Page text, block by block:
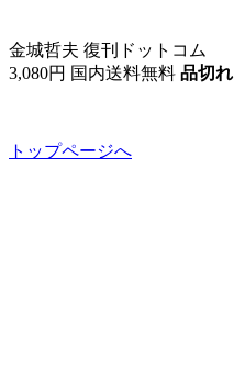
金城哲夫 復刊ドットコム
3,080円 国内送料無料 品切れ
トップページへ